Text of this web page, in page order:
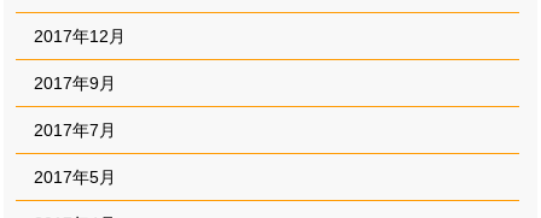
2017年12月
2017年9月
2017年7月
2017年5月